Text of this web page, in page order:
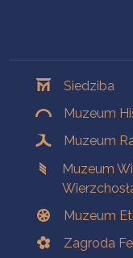
Siedziba
Muzeum
Muzeum
Muzeum
Muzeum
Zagroda